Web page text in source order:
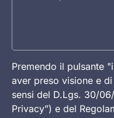
Premendo il pulsante
aver preso visione e
sensi del D.Lgs. 30/
Privacy”) e del